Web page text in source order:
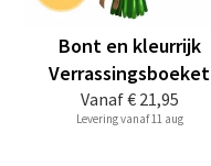
Vanaf€ 21,95
Bont en kleurrijk
Verrassingsboeket
Levering vanaf 11 aug